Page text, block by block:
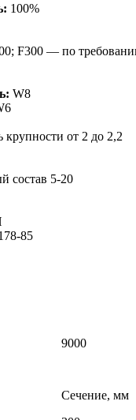
100%
F300 — по
W8
крупности от 2 до 2,2
состав 5-20
85
9000
Сечение, мм